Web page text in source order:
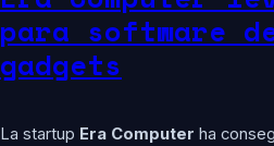
para software
gadgets
La startup Era Computer ha